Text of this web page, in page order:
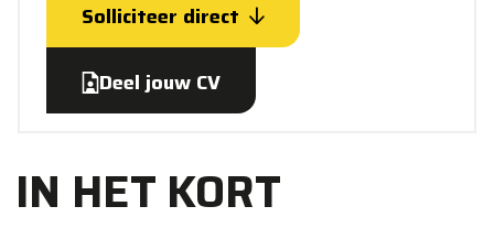
Solliciteer direct
Deel jouw CV
IN HET KORT